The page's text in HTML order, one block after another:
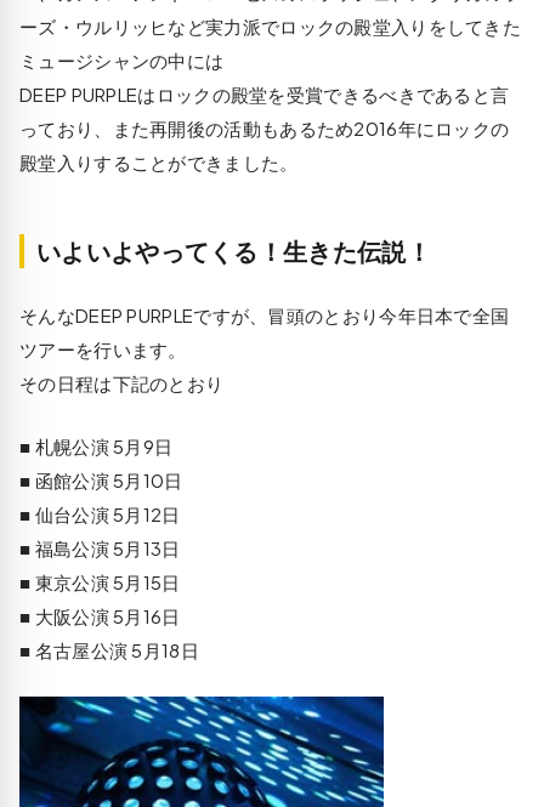
ーズ・ウルリッヒなど実力派でロックの殿堂入りをしてきた
ミュージシャンの中には
DEEP PURPLEはロックの殿堂を受賞できるべきであると言
っており、また再開後の活動もあるため2016年にロックの
殿堂入りすることができました。
いよいよやってくる！生きた伝説！
そんなDEEP PURPLEですが、冒頭のとおり今年日本で全国
ツアーを行います。
その日程は下記のとおり
■ 札幌公演 5月9日
■ 函館公演 5月10日
■ 仙台公演 5月12日
■ 福島公演 5月13日
■ 東京公演 5月15日
■ 大阪公演 5月16日
■ 名古屋公演 5月18日